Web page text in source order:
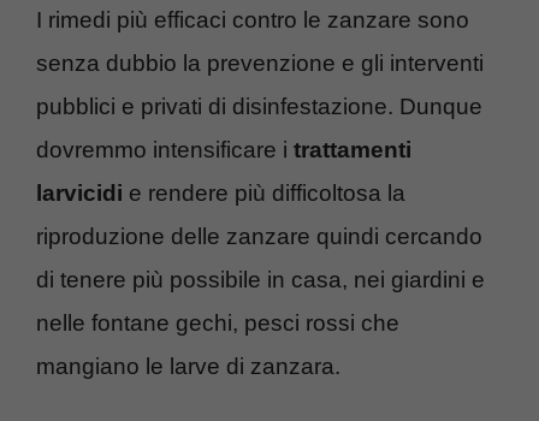
I rimedi più efficaci contro le zanzare sono
senza dubbio la prevenzione e gli interventi
pubblici e privati di disinfestazione. Dunque
dovremmo intensificare i trattamenti
larvicidi e rendere più difficoltosa la
riproduzione delle zanzare quindi cercando
di tenere più possibile in casa, nei giardini e
nelle fontane gechi, pesci rossi che
mangiano le larve di zanzara.